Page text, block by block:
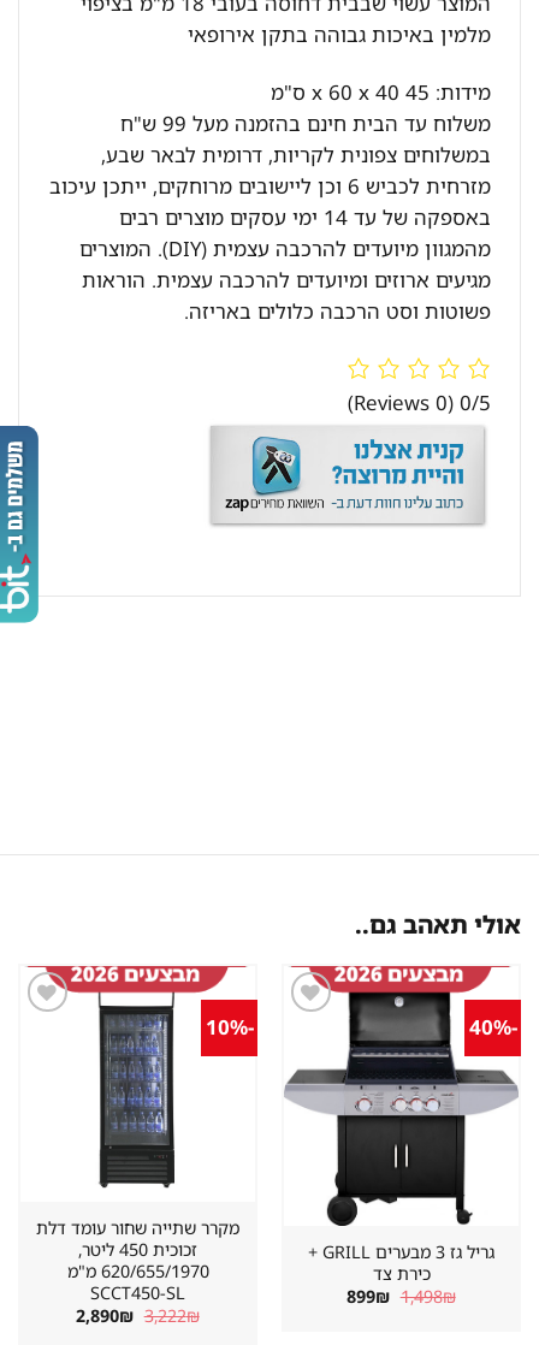
מלמין באיכות גבוהה בתקן אירופאי
מידות: 45 x 60 x 40 ס"מ
משלוח עד הבית חינם בהזמנה מעל 99 ש"ח
במשלוחים צפונית לקריות, דרומית לבאר שבע,
מזרחית לכביש 6 וכן ליישובים מרוחקים, ייתכן עיכוב
באספקה של עד 14 ימי עסקים מוצרים רבים
מהמגוון מיועדים להרכבה עצמית (DIY). המוצרים
מגיעים ארוזים ומיועדים להרכבה עצמית. הוראות
פשוטות וסט הרכבה כלולים באריזה.
0/5
(0 Reviews)
אולי תאהב גם..
במועדפים
גריל גז 3 מבערים GRILL +
כירת צד
1,498₪ המחיר
899₪ המחיר
מקרר שתייה שחור עומד דלת
זכוכית 450 ליטר,
620/655/1970 מ"מ
SCCT450-SL
3,222₪ המחיר
המקורי
2,890₪ המחיר
הנוכחי